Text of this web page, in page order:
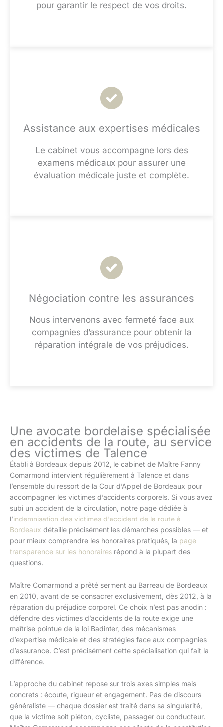
pour garantir le respect de vos droits.
Assistance aux expertises médicales
Le cabinet vous accompagne lors des
examens médicaux pour assurer une
évaluation médicale juste et complète.
Négociation contre les assurances
Nous intervenons avec fermeté face aux
compagnies d’assurance pour obtenir la
réparation intégrale de vos préjudices.
Une avocate bordelaise spécialisée
en accidents de la route, au service
des victimes de Talence
Établi à Bordeaux depuis 2012, le cabinet de Maître Fanny
Comarmond intervient régulièrement à Talence et dans
l’ensemble du ressort de la Cour d’Appel de Bordeaux pour
accompagner les victimes d’accidents corporels. Si vous avez
subi un accident de la circulation, notre page dédiée à
l’indemnisation des victimes d'accident de la route à
Bordeaux détaille précisément les démarches possibles — et
pour mieux comprendre les honoraires pratiqués, la page
transparence sur les honoraires répond à la plupart des
questions.
Maître Comarmond a prêté serment au Barreau de Bordeaux
en 2010, avant de se consacrer exclusivement, dès 2012, à la
réparation du préjudice corporel. Ce choix n’est pas anodin :
défendre des victimes d’accidents de la route exige une
maîtrise pointue de la loi Badinter, des mécanismes
d’expertise médicale et des stratégies face aux compagnies
d’assurance. C’est précisément cette spécialisation qui fait la
différence.
L’approche du cabinet repose sur trois axes simples mais
concrets : écoute, rigueur et engagement. Pas de discours
généraliste — chaque dossier est traité dans sa singularité,
que la victime soit piéton, cycliste, passager ou conducteur.